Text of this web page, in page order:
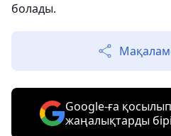
болады.
Google-ға
жаңалықтарды